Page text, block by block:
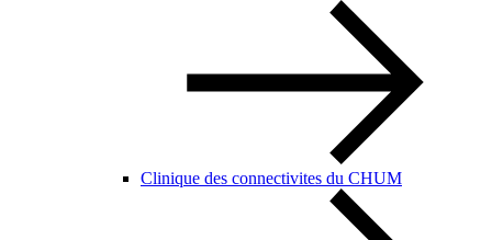
Clinique des connectivites du CHUM